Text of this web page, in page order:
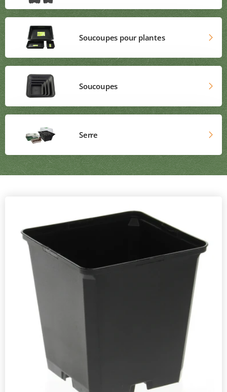
Soucoupes pour plantes
Soucoupes
Serre